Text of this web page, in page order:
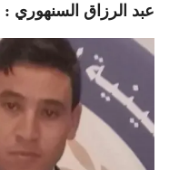
عبد الرزاق السنهوري :